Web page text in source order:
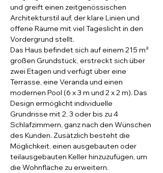
und greift einen zeitgenössischen
Architekturstil auf, der klare Linien und
offene Räume mit viel Tageslicht in den
Vordergrund stellt.
Das Haus befindet sich auf einem 215 m²
großen Grundstück, erstreckt sich über
zwei Etagen und verfügt über eine
Terrasse, eine Veranda und einen
modernen Pool (6 x 3 m und 2 x 2 m). Das
Design ermöglicht individuelle
Grundrisse mit 2, 3 oder bis zu 4
Schlafzimmern, ganz nach den Wünschen
des Kunden. Zusätzlich besteht die
Möglichkeit, einen ausgebauten oder
teilausgebauten Keller hinzuzufügen, um
die Wohnfläche zu erweitern.